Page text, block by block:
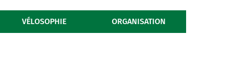
VÉLOSOPHIE ORGANISATION